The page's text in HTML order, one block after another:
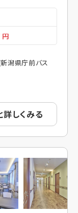
円
潟県庁前バス
詳しくみる